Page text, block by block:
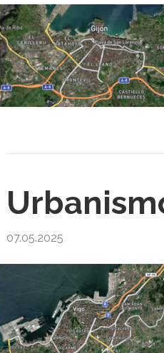
07.05.2025